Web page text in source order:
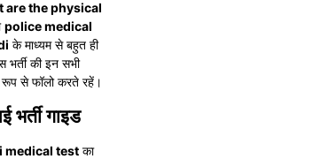
are the physical
police medical
के माध्यम से बहुत ही
की इन सभी
रूप से फॉलो करते रहें।
गाइड
medical test का